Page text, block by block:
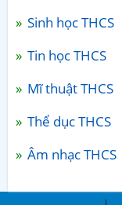
Sinh học THCS
Tin học THCS
Mĩ thuật THCS
Thể dục THCS
Âm nhạc THCS